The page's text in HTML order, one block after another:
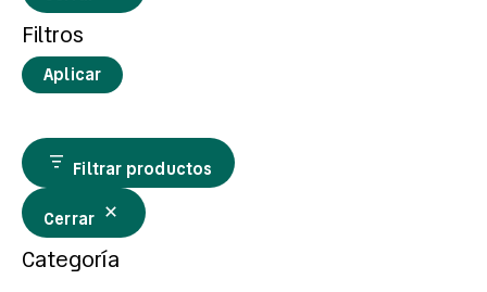
Filtros
Aplicar
Filtrar productos
Cerrar
Categoría